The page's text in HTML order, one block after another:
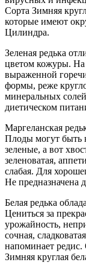
Сорта Зимняя
которые имеют
Цилиндра.
Зеленая редька
цветом кожуры. На
выраженной
формы, реже
минеральных
диетическом
Маргеланская
Плоды могут быть
зеленые, а вот
зеленоватая,
слабая. Для
Не предназначена
Белая редька
Цениться за
урожайность,
сочная,
напоминает
Зимняя круглая